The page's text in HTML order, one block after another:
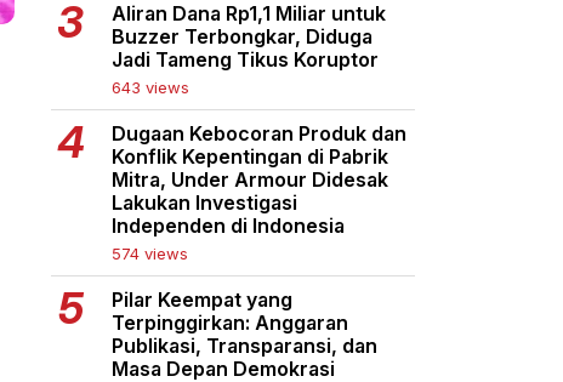
Aliran Dana Rp1,1 Miliar untuk
Buzzer Terbongkar, Diduga
Jadi Tameng Tikus Koruptor
643 views
Dugaan Kebocoran Produk dan
Konflik Kepentingan di Pabrik
Mitra, Under Armour Didesak
Lakukan Investigasi
Independen di Indonesia
574 views
Pilar Keempat yang
Terpinggirkan: Anggaran
Publikasi, Transparansi, dan
Masa Depan Demokrasi